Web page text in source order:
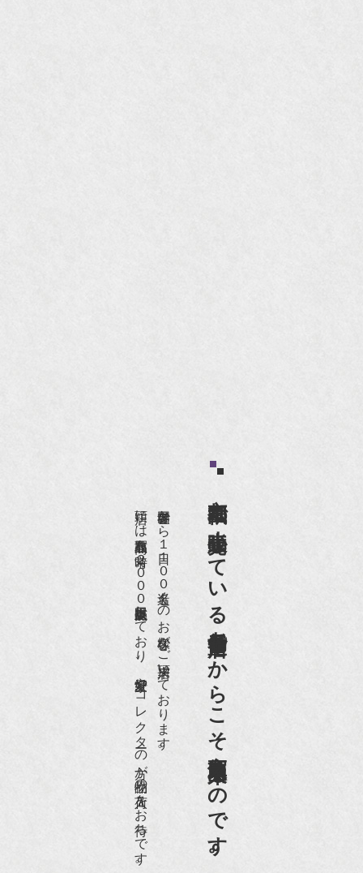
京都祇園で小売販売している
老舗骨董店だからこそ高価買取出来るのです。
世界各国から１日１００名近くのお客様がご来店頂いております。
店頭には買取商品を常時２０００点以上展示販売しており、
愛好家やコレクターの方が品物の入荷をお待ちです。